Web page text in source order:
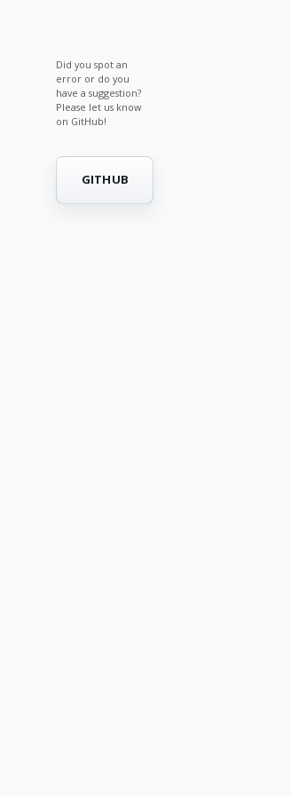
Did you spot an
error or do you
have a suggestion?
Please let us know
on GitHub!
GITHUB